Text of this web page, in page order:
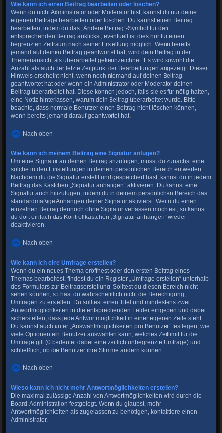
Wie kann ich einen Beitrag bearbeiten oder löschen?
Wenn du nicht Administrator oder Moderator bist, kannst du nur deine
eigenen Beiträge bearbeiten oder löschen. Du kannst einen Beitrag
bearbeiten, indem du das „Ändere Beitrag“-Symbol für den
entsprechenden Beitrag anklickst; eventuell ist dies nur für einen
begrenzten Zeitraum nach seiner Erstellung möglich. Wenn bereits
jemand auf deinen Beitrag geantwortet hat, wird dein Beitrag in der
Themenansicht als überarbeitet gekennzeichnet. Es wird sowohl die
Anzahl als auch der letzte Zeitpunkt der Bearbeitungen angezeigt. Dieser
Hinweis erscheint nicht, wenn noch niemand auf deinen Beitrag
geantwortet hat oder wenn ein Administrator oder Moderator deinen
Beitrag überarbeitet hat. Diese können jedoch, falls sie es für nötig halten,
eine Notiz hinterlassen, warum dein Beitrag überarbeitet wurde. Bitte
beachte, dass normale Benutzer einen Beitrag nicht löschen können,
wenn bereits jemand darauf geantwortet hat.
Nach oben
Wie kann ich meinem Beitrag eine Signatur anfügen?
Um eine Signatur an deinen Beitrag anzufügen, musst du zunächst eine
solche in den Einstellungen in deinem persönlichen Bereich entwerfen.
Nachdem du die Signatur erstellt und gespeichert hast, kannst du in jedem
Beitrag das Kästchen „Signatur anhängen“ aktivieren. Du kannst eine
Signatur auch hinzufügen, indem du in deinem persönlichen Bereich das
standardmäßige Anhängen deiner Signatur aktivierst. Wenn du einen
einzelnen Beitrag dennoch ohne Signatur verfassen möchtest, so kannst
du dort einfach das Kontrollkästchen „Signatur anhängen“ wieder
deaktivieren.
Nach oben
Wie kann ich eine Umfrage erstellen?
Wenn du ein neues Thema eröffnest oder den ersten Beitrag eines
Themas bearbeitest, findest du ein Register „Umfrage erstellen“ unterhalb
des Formulars zur Beitragserstellung. Solltest du diesen Bereich nicht
sehen können, so hast du wahrscheinlich nicht die Berechtigung,
Umfragen zu erstellen. Du solltest einen Titel und mindestens zwei
Antwortmöglichkeiten in die entsprechenden Felder eingeben und dabei
sicherstellen, dass jede Antwortmöglichkeit in einer eigenen Zeile steht.
Du kannst auch unter „Auswahlmöglichkeiten pro Benutzer“ festlegen, wie
viele Optionen ein Benutzer auswählen kann, welches Zeitlimit für die
Umfrage gilt (0 bedeutet dabei eine zeitlich unbegrenzte Umfrage) und
schließlich, ob die Benutzer ihre Stimme ändern können.
Nach oben
Wieso kann ich nicht mehr Antwortmöglichkeiten erstellen?
Die maximal zulässige Anzahl von Antwortmöglichkeiten wird durch die
Board-Administration festgelegt. Wenn du glaubst, mehr
Antwortmöglichkeiten als zugelassen zu benötigen, kontaktiere einen
Administrator.